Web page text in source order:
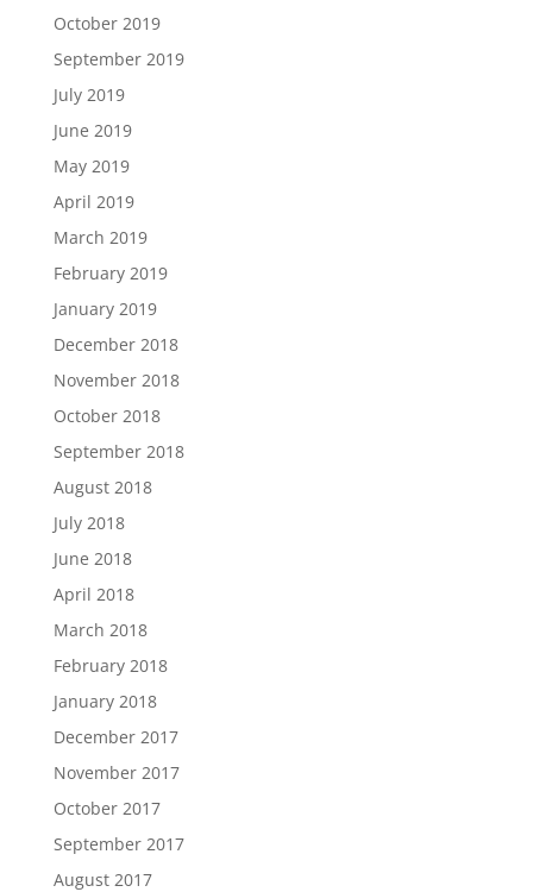
October 2019
September 2019
July 2019
June 2019
May 2019
April 2019
March 2019
February 2019
January 2019
December 2018
November 2018
October 2018
September 2018
August 2018
July 2018
June 2018
April 2018
March 2018
February 2018
January 2018
December 2017
November 2017
October 2017
September 2017
August 2017